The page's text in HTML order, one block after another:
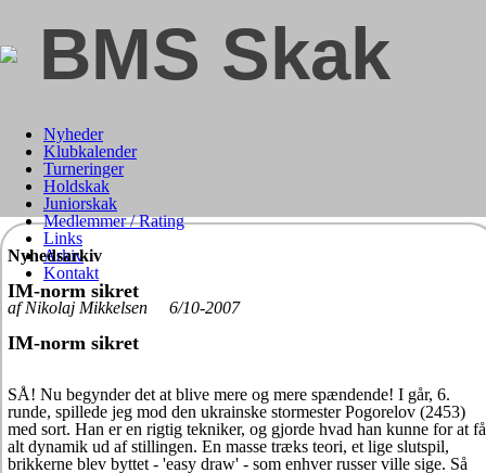
BMS Skak
Nyheder
Klubkalender
Turneringer
Holdskak
Juniorskak
Medlemmer / Rating
Links
Arkiv
Kontakt
Nyhedsarkiv
IM-norm sikret
af Nikolaj Mikkelsen 6/10-2007
IM-norm sikret
SÅ! Nu begynder det at blive mere og mere spændende! I går, 6.
runde, spillede jeg mod den ukrainske stormester Pogorelov (2453)
med sort. Han er en rigtig tekniker, og gjorde hvad han kunne for at få
alt dynamik ud af stillingen. En masse træks teori, et lige slutspil,
brikkerne blev byttet - 'easy draw' - som enhver russer ville sige. Så